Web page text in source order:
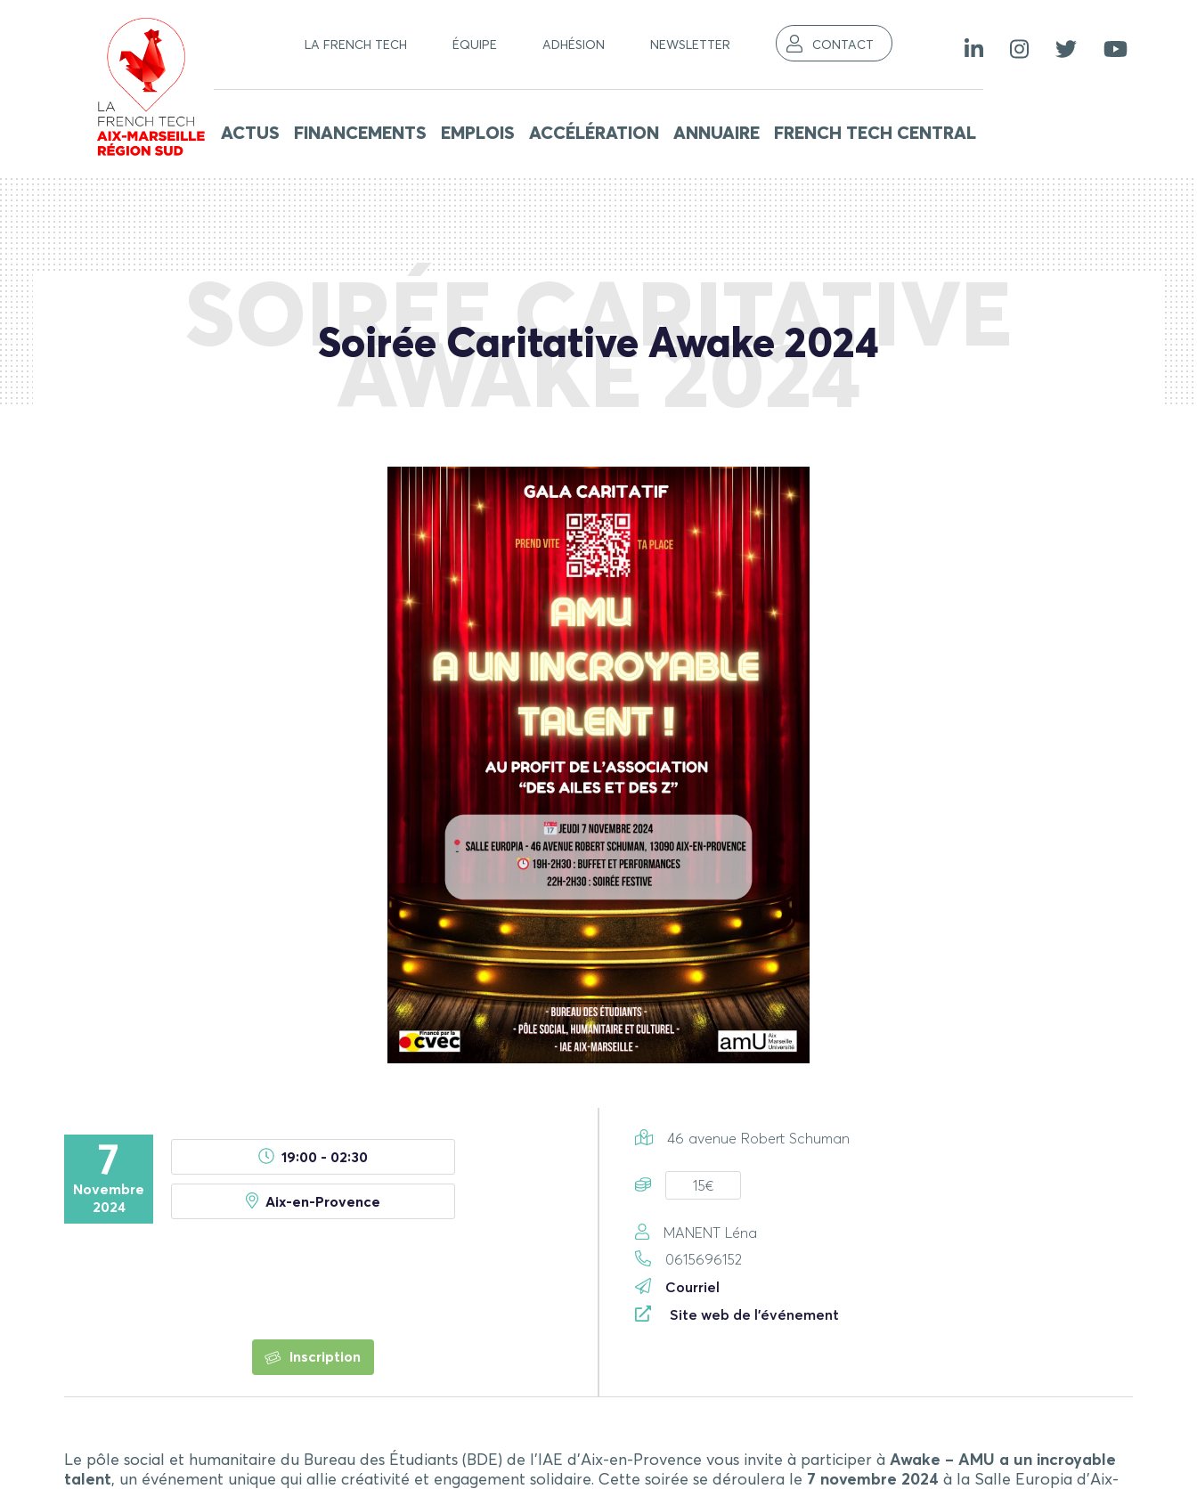
LA FRENCH TECH ÉQUIPE ADHÉSION NEWSLETTER CONTACT
ACTUS FINANCEMENTS EMPLOIS ACCÉLÉRATION ANNUAIRE FRENCH TECH CENTRAL
SOIRÉE CARITATIVE
AWAKE 2024
Soirée Caritative Awake 2024
7
Novembre
2024
19:00 - 02:30
Aix-en-Provence
Inscription
46 avenue Robert Schuman
15€
MANENT Léna
0615696152
Courriel
Site web de l'événement
Le pôle social et humanitaire du Bureau des Étudiants (BDE) de l’IAE d’Aix-en-Provence vous invite à participer à Awake – AMU a un incroyable
talent, un événement unique qui allie créativité et engagement solidaire. Cette soirée se déroulera le 7 novembre 2024 à la Salle Europia d’Aix-